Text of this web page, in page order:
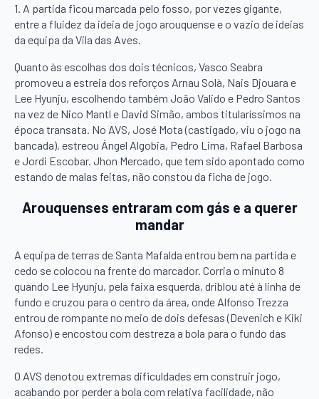
1. A partida ficou marcada pelo fosso, por vezes gigante,
entre a fluidez da ideia de jogo arouquense e o vazio de ideias
da equipa da Vila das Aves.
Quanto às escolhas dos dois técnicos, Vasco Seabra
promoveu a estreia dos reforços Arnau Solà, Nais Djouara e
Lee Hyunju, escolhendo também João Valido e Pedro Santos
na vez de Nico Mantl e David Simão, ambos titularíssimos na
época transata. No AVS, José Mota (castigado, viu o jogo na
bancada), estreou Ángel Algobia, Pedro Lima, Rafael Barbosa
e Jordi Escobar. Jhon Mercado, que tem sido apontado como
estando de malas feitas, não constou da ficha de jogo.
Arouquenses entraram com gás e a querer
mandar
A equipa de terras de Santa Mafalda entrou bem na partida e
cedo se colocou na frente do marcador. Corria o minuto 8
quando Lee Hyunju, pela faixa esquerda, driblou até à linha de
fundo e cruzou para o centro da área, onde Alfonso Trezza
entrou de rompante no meio de dois defesas (Devenich e Kiki
Afonso) e encostou com destreza a bola para o fundo das
redes.
O AVS denotou extremas dificuldades em construir jogo,
acabando por perder a bola com relativa facilidade, não